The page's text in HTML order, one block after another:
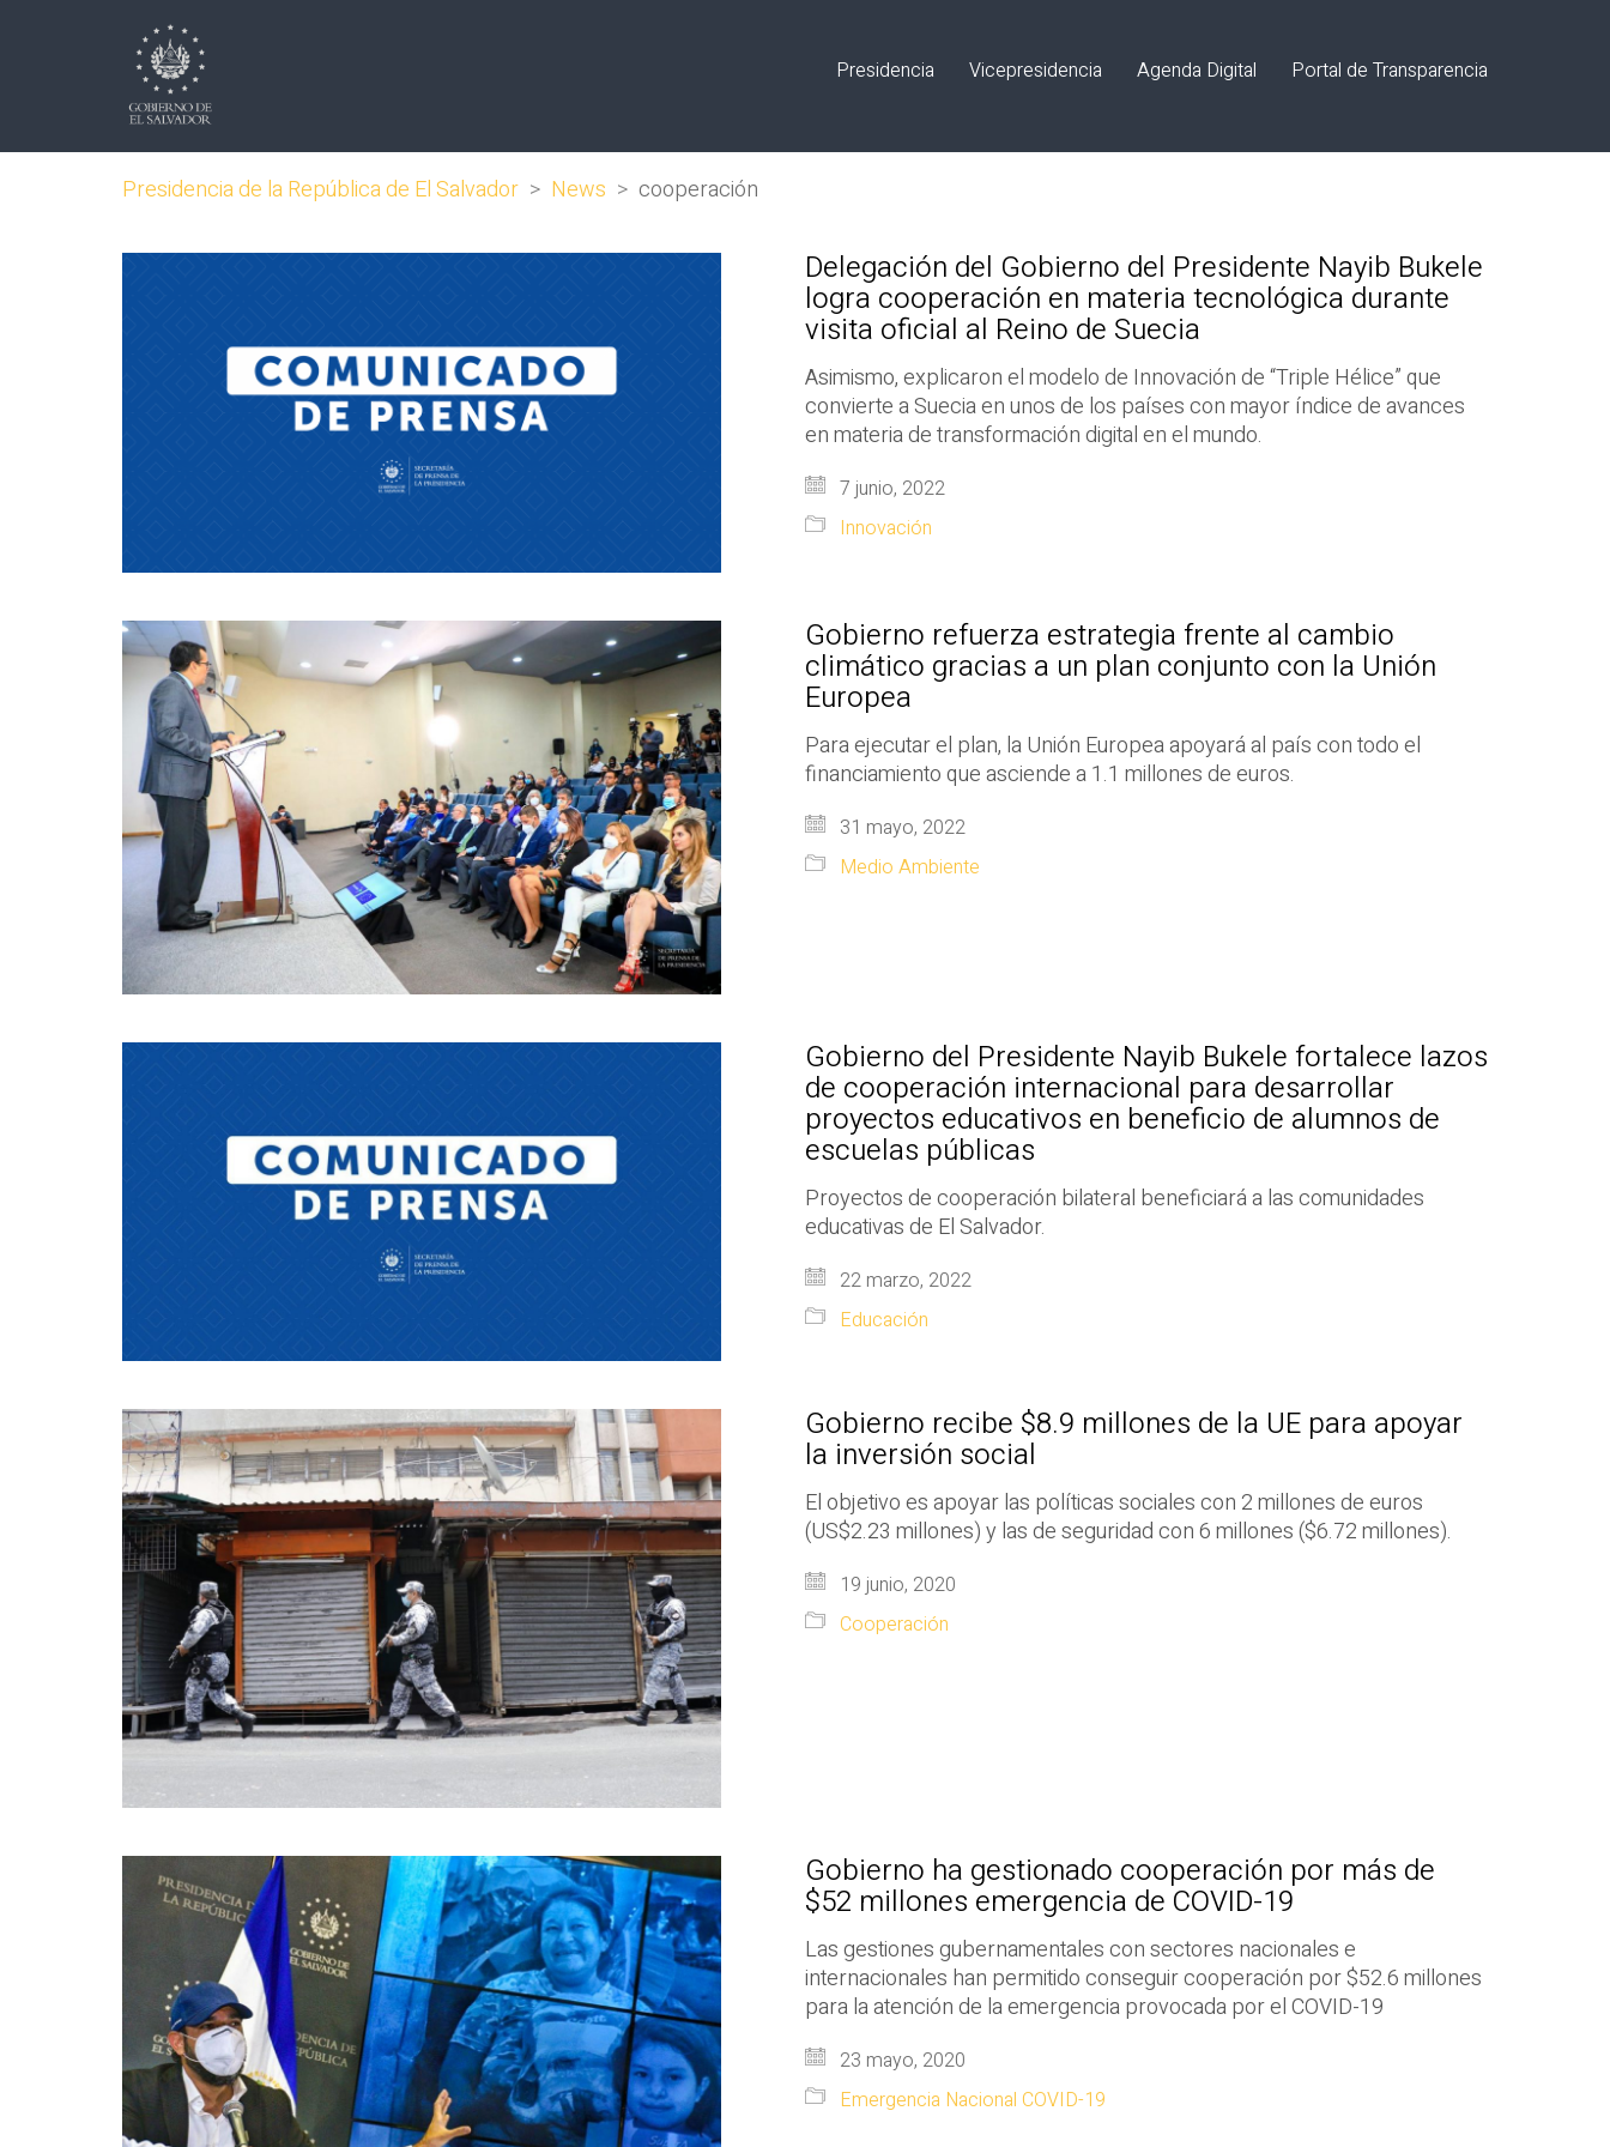
Presidencia Vicepresidencia Agenda Digital Portal de Transparencia
Presidencia de la República de El Salvador > News > cooperación
Delegación del Gobierno del Presidente Nayib Bukele
logra cooperación en materia tecnológica durante
visita oficial al Reino de Suecia
Asimismo, explicaron el modelo de Innovación de “Triple Hélice” que
convierte a Suecia en unos de los países con mayor índice de avances
en materia de transformación digital en el mundo.
7 junio, 2022
Innovación
Gobierno refuerza estrategia frente al cambio
climático gracias a un plan conjunto con la Unión
Europea
Para ejecutar el plan, la Unión Europea apoyará al país con todo el
financiamiento que asciende a 1.1 millones de euros.
31 mayo, 2022
Medio Ambiente
Gobierno del Presidente Nayib Bukele fortalece lazos
de cooperación internacional para desarrollar
proyectos educativos en beneficio de alumnos de
escuelas públicas
Proyectos de cooperación bilateral beneficiará a las comunidades
educativas de El Salvador.
22 marzo, 2022
Educación
Gobierno recibe $8.9 millones de la UE para apoyar
la inversión social
El objetivo es apoyar las políticas sociales con 2 millones de euros
(US$2.23 millones) y las de seguridad con 6 millones ($6.72 millones).
19 junio, 2020
Cooperación
Gobierno ha gestionado cooperación por más de
$52 millones emergencia de COVID-19
Las gestiones gubernamentales con sectores nacionales e
internacionales han permitido conseguir cooperación por $52.6 millones
para la atención de la emergencia provocada por el COVID-19
23 mayo, 2020
Emergencia Nacional COVID-19